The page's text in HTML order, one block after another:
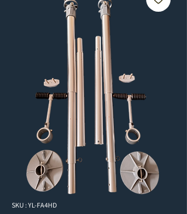
SKU : YL-FA4HD